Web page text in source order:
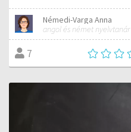
Némedi-Varga Anna
angol és német nyelvtanár
7